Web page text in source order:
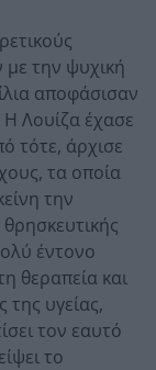
την ψυχική
αποφάσισαν
Λουίζα έχασε
τότε, άρχισε
τα οποία
την
έντονο
θεραπεία και
της υγείας,
τον εαυτό
το